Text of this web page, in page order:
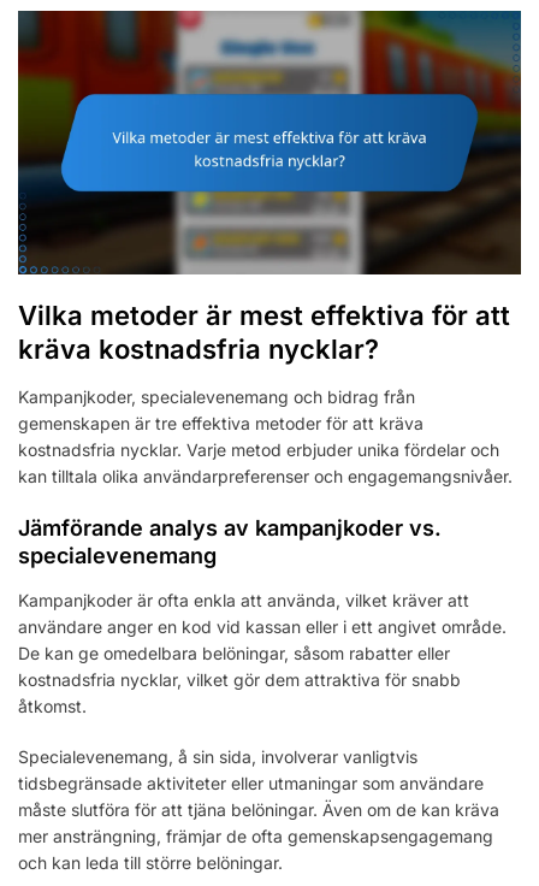
Vilka metoder är mest effektiva för att
kräva kostnadsfria nycklar?
Kampanjkoder, specialevenemang och bidrag från
gemenskapen är tre effektiva metoder för att kräva
kostnadsfria nycklar. Varje metod erbjuder unika fördelar och
kan tilltala olika användarpreferenser och engagemangsnivåer.
Jämförande analys av kampanjkoder vs.
specialevenemang
Kampanjkoder är ofta enkla att använda, vilket kräver att
användare anger en kod vid kassan eller i ett angivet område.
De kan ge omedelbara belöningar, såsom rabatter eller
kostnadsfria nycklar, vilket gör dem attraktiva för snabb
åtkomst.
Specialevenemang, å sin sida, involverar vanligtvis
tidsbegränsade aktiviteter eller utmaningar som användare
måste slutföra för att tjäna belöningar. Även om de kan kräva
mer ansträngning, främjar de ofta gemenskapsengagemang
och kan leda till större belöningar.